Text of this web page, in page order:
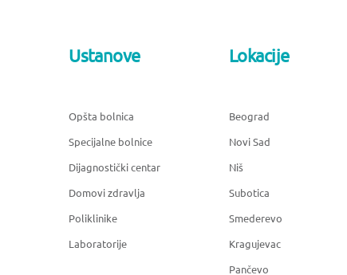
Ustanove
Opšta bolnica
Specijalne bolnice
Dijagnostički centar
Domovi zdravlja
Poliklinike
Laboratorije
Lokacije
Beograd
Novi Sad
Niš
Subotica
Smederevo
Kragujevac
Pančevo